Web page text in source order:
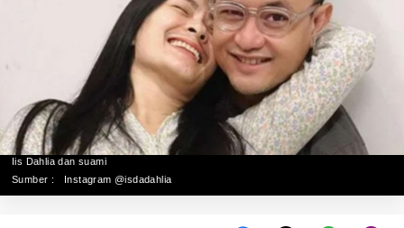
Iis Dahlia dan suami
Sumber :
Instagram @isdadahlia